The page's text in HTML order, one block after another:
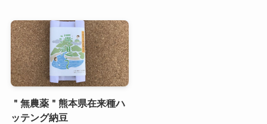
＂無農薬＂熊本県在来種ハ
ッテング納豆